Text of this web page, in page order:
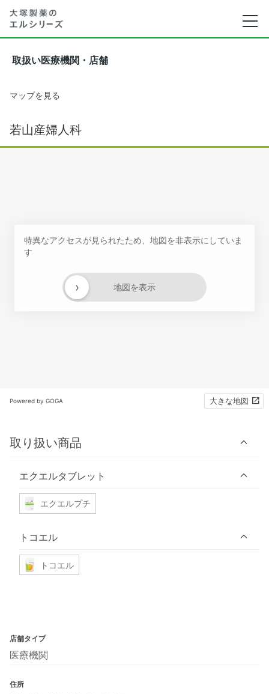
取扱い医療機関・店舗
マップを見る
若山産婦人科
特異なアクセスが見られたため、地図を非表示にしていま
す
地図を表示
›
Powered by GOGA 大きな地図
取り扱い商品
エクエルタブレット
エクエルプチ
トコエル
トコエル
店舗タイプ
医療機関
住所